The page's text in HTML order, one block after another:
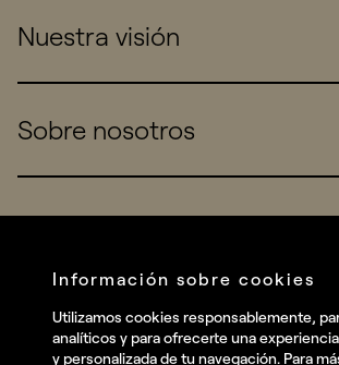
Consumers
Startups
Nuestra visión
Work
Sobre nosotros
Talent
Contact
Instagram
Información sobre cookies
Utilizamos cookies responsablemente,
analíticos y para ofrecerte una
y personalizada de tu navegación. Para